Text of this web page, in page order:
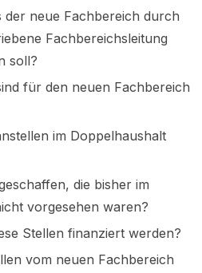
der neue Fachbereich durch
Fachbereichsleitung
soll?
für den neuen Fachbereich
im Doppelhaushalt
die bisher im
vorgesehen waren?
Stellen finanziert werden?
vom neuen Fachbereich